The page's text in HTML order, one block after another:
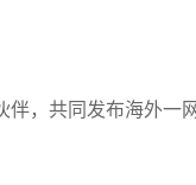
伴，共同发布海外一